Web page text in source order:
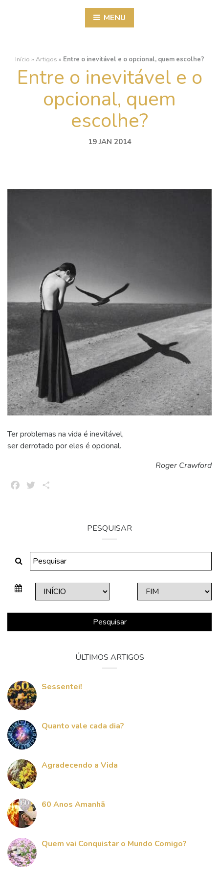
MENU
Início » Artigos » Entre o inevitável e o opcional, quem escolhe?
Entre o inevitável e o
opcional, quem
escolhe?
19 JAN 2014
Ter problemas na vida é inevitável,
ser derrotado por eles é opcional.
Roger Crawford
FacebookTwitter
PESQUISAR
Pesquisar
ÚLTIMOS ARTIGOS
Sessentei!
Quanto vale cada dia?
Agradecendo a Vida
60 Anos Amanhã
Quem vai Conquistar o Mundo Comigo?